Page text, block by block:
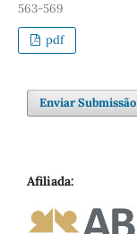
563-569
pdf
Enviar Submissão
Afiliada: